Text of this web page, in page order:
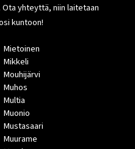
yhteyttä, niin laitetaan
kuntoon!
Mietoinen
Mikkeli
Mouhijärvi
Muhos
Multia
Muonio
Mustasaari
Muurame